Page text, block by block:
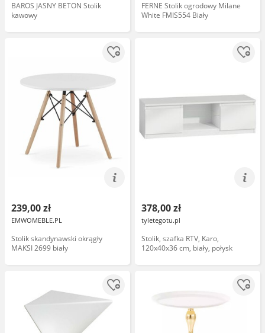
BAROS JASNY BETON Stolik
kawowy
FERNE Stolik ogrodowy Milane
White FMIS554 Biały
239,00 zł
EMWOMEBLE.PL
Stolik skandynawski okrągły
MAKSI 2699 biały
378,00 zł
tyletegotu.pl
Stolik, szafka RTV, Karo,
120x40x36 cm, biały, połysk